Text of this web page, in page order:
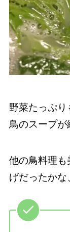
野菜たっぷ
鳥のスープが
他の鳥料理
げだったかな